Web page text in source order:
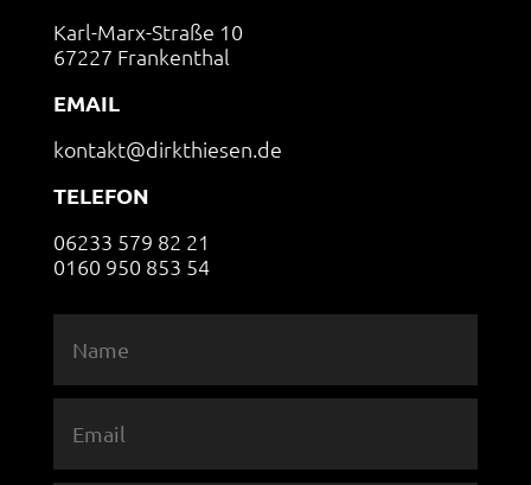
Karl-Marx-Straße 10
67227 Frankenthal
EMAIL
kontakt@dirkthiesen.de
TELEFON
06233 579 82 21
0160 950 853 54